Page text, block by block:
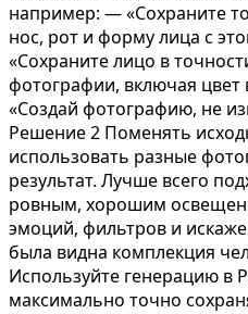
например: — «Сохраните
нос, рот и форму лица с
«Сохраните лицо в
фотографии, включая
«Создай фотографию, не
Решение 2 Поменять
использовать разные
результат. Лучше всего
ровным, хорошим
эмоций, фильтров и
была видна комплекция
Используйте генерацию в
максимально точно